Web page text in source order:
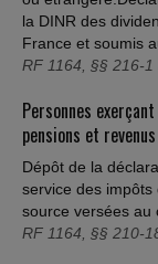
la DINR des
France et soumis
RF 1164, §§ 216-1
Personnes
pensions et
Dépôt de la
service des
source versées au
RF 1164, §§ 210-